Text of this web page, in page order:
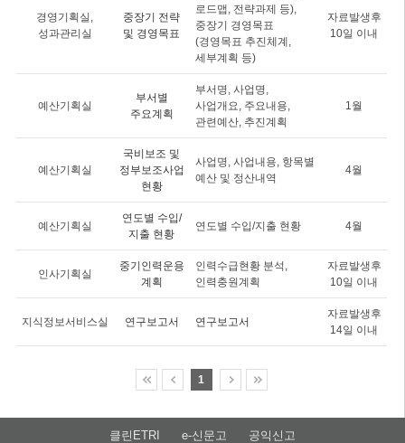
경영기획실,
성과관리실
중장기 전략
및 경영목표
로드맵, 전략과제 등),
중장기 경영목표
(경영목표 추진체계,
세부계획 등)
자료발생후
10일 이내
예산기획실
부서별
주요계획
부서명, 사업명,
사업개요, 주요내용,
관련예산, 추진계획
1월
예산기획실
국비보조 및
정부보조사업
현황
사업명, 사업내용, 항목별
예산 및 정산내역
4월
예산기획실
연도별 수입/
지출 현황
연도별 수입/지출 현황 4월
인사기획실
중기인력운용
계획
인력수급현황 분석,
인력충원계획
자료발생후
10일 이내
지식정보서비스실 연구보고서 연구보고서
자료발생후
14일 이내
1
클린ETRI e-신문고 공익신고